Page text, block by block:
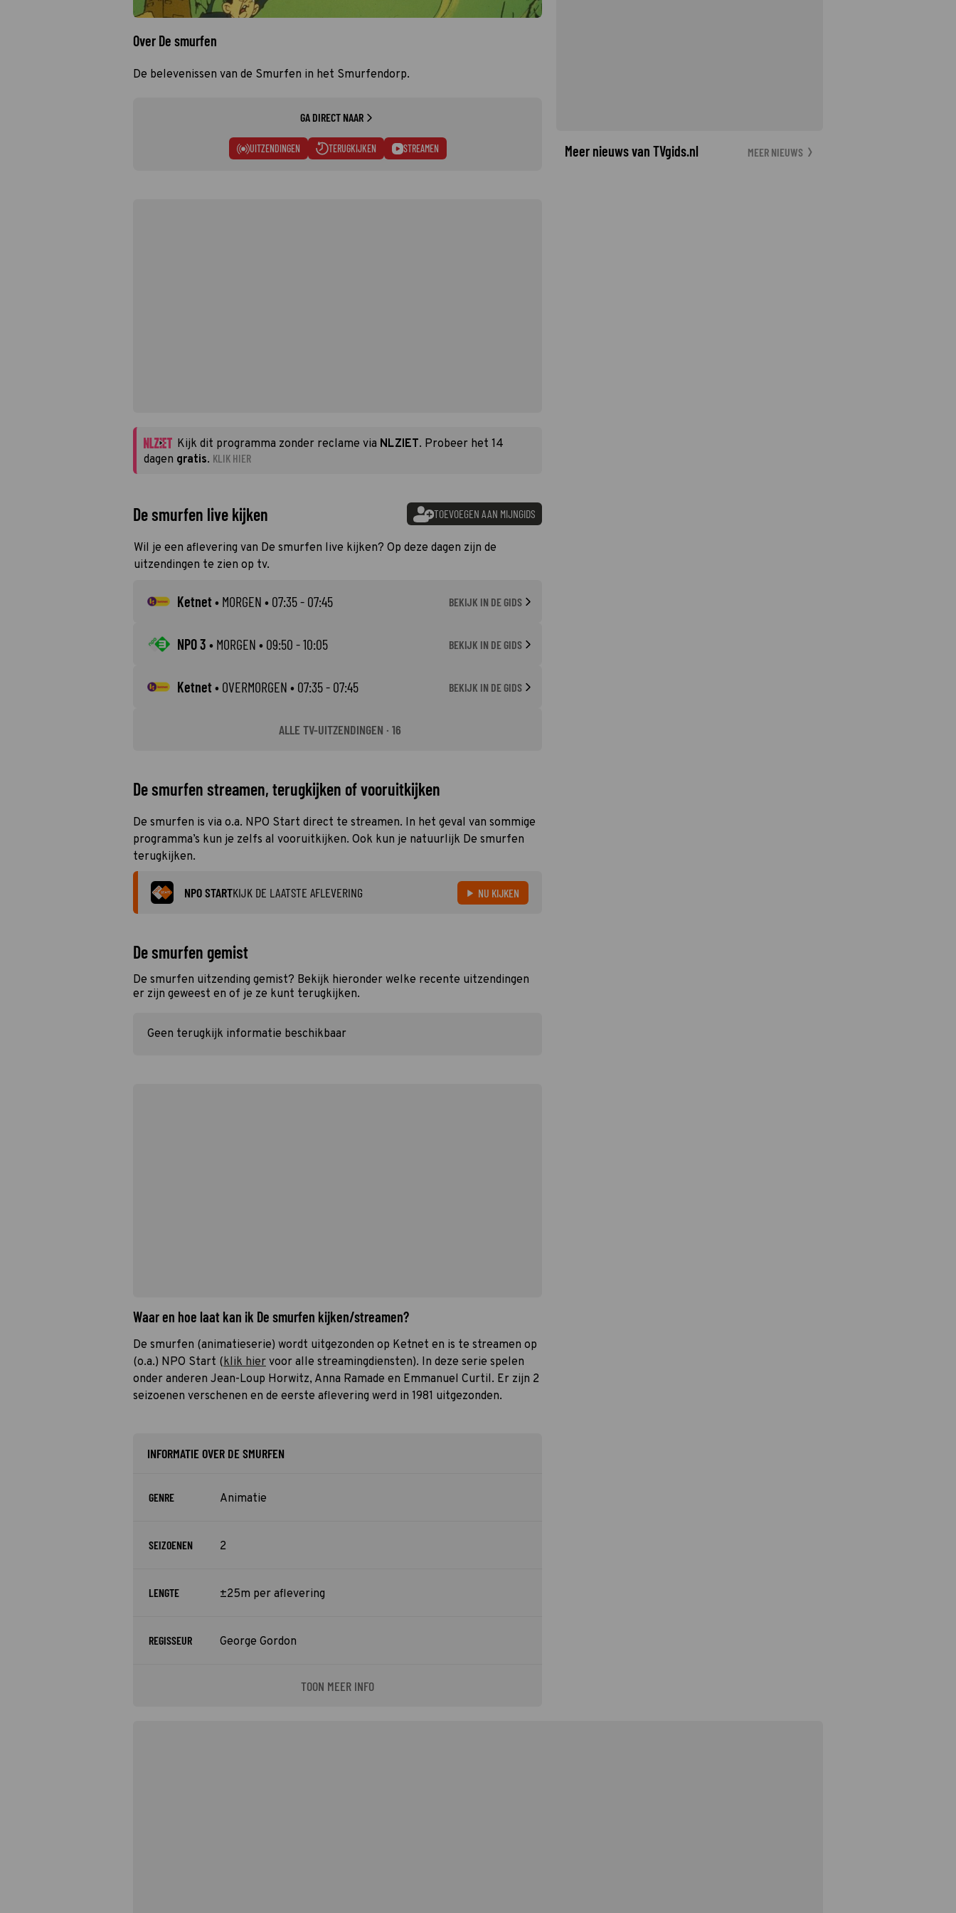
Over De smurfen
De belevenissen van de Smurfen in het Smurfendorp.
GA DIRECT NAAR
UITZENDINGEN TERUGKIJKEN STREAMEN
Kijk dit programma zonder reclame via NLZIET. Probeer het 14
dagen gratis. KLIK HIER
De smurfen live kijken TOEVOEGEN AAN MIJNGIDS
Wil je een aflevering van De smurfen live kijken? Op deze dagen zijn de
uitzendingen te zien op tv.
Ketnet• MORGEN • 07:35 - 07:45 BEKIJK IN DE GIDS
NPO 3 • MORGEN • 09:50 - 10:05 BEKIJK IN DE GIDS
Ketnet• OVERMORGEN • 07:35 - 07:45 BEKIJK IN DE GIDS
ALLE TV-UITZENDINGEN · 16
De smurfen streamen, terugkijken of vooruitkijken
De smurfen is via o.a. NPO Start direct te streamen. In het geval van sommige
programma’s kun je zelfs al vooruitkijken. Ook kun je natuurlijk De smurfen
terugkijken.
NPO STARTKIJK DE LAATSTE AFLEVERING NU KIJKEN
De smurfen gemist
De smurfen uitzending gemist? Bekijk hieronder welke recente uitzendingen
er zijn geweest en of je ze kunt terugkijken.
Geen terugkijk informatie beschikbaar
Waar en hoe laat kan ik De smurfen kijken/streamen?
De smurfen (animatieserie) wordt uitgezonden op Ketnet en is te streamen op
(o.a.) NPO Start (klik hier voor alle streamingdiensten). In deze serie spelen
onder anderen Jean-Loup Horwitz, Anna Ramade en Emmanuel Curtil. Er zijn 2
seizoenen verschenen en de eerste aflevering werd in 1981 uitgezonden.
INFORMATIE OVER DE SMURFEN
GENRE Animatie
SEIZOENEN 2
LENGTE ±25m per aflevering
REGISSEUR George Gordon
TOON MEER INFO
Meer nieuws van TVgids.nl MEER NIEUWS